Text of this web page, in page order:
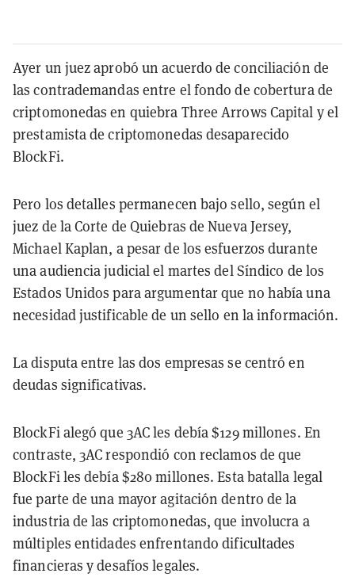
Ayer un juez aprobó un acuerdo de conciliación de
las contrademandas entre el fondo de cobertura de
criptomonedas en quiebra Three Arrows Capital y el
prestamista de criptomonedas desaparecido
BlockFi.
Pero los detalles permanecen bajo sello, según el
juez de la Corte de Quiebras de Nueva Jersey,
Michael Kaplan, a pesar de los esfuerzos durante
una audiencia judicial el martes del Síndico de los
Estados Unidos para argumentar que no había una
necesidad justificable de un sello en la información.
La disputa entre las dos empresas se centró en
deudas significativas.
BlockFi alegó que 3AC les debía $129 millones. En
contraste, 3AC respondió con reclamos de que
BlockFi les debía $280 millones. Esta batalla legal
fue parte de una mayor agitación dentro de la
industria de las criptomonedas, que involucra a
múltiples entidades enfrentando dificultades
financieras y desafíos legales.